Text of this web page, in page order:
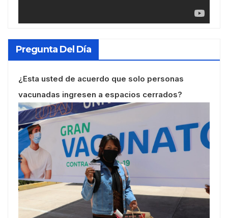
Pregunta Del Día
¿Esta usted de acuerdo que solo personas
vacunadas ingresen a espacios cerrados?